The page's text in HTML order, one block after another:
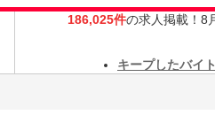
186,025件の求人掲載！8
キープしたバイト